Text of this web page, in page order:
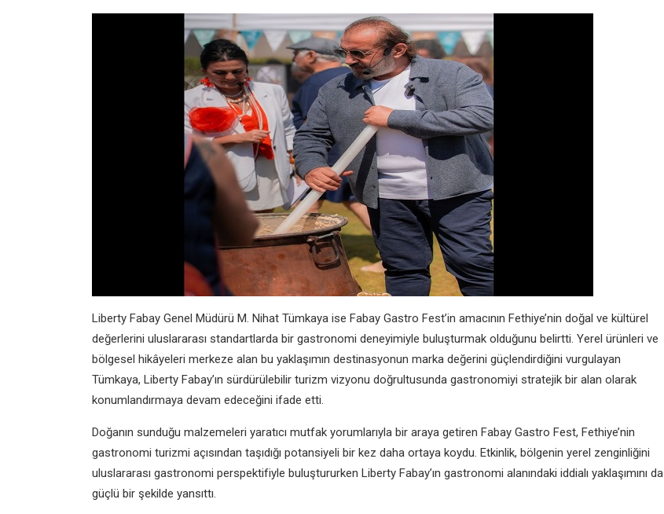
Liberty Fabay Genel Müdürü M. Nihat Tümkaya ise Fabay Gastro Fest’in amacının Fethiye’nin doğal ve kültürel
değerlerini uluslararası standartlarda bir gastronomi deneyimiyle buluşturmak olduğunu belirtti. Yerel ürünleri ve
bölgesel hikâyeleri merkeze alan bu yaklaşımın destinasyonun marka değerini güçlendirdiğini vurgulayan
Tümkaya, Liberty Fabay’ın sürdürülebilir turizm vizyonu doğrultusunda gastronomiyi stratejik bir alan olarak
konumlandırmaya devam edeceğini ifade etti.
Doğanın sunduğu malzemeleri yaratıcı mutfak yorumlarıyla bir araya getiren Fabay Gastro Fest, Fethiye’nin
gastronomi turizmi açısından taşıdığı potansiyeli bir kez daha ortaya koydu. Etkinlik, bölgenin yerel zenginliğini
uluslararası gastronomi perspektifiyle buluştururken Liberty Fabay’ın gastronomi alanındaki iddialı yaklaşımını da
güçlü bir şekilde yansıttı.